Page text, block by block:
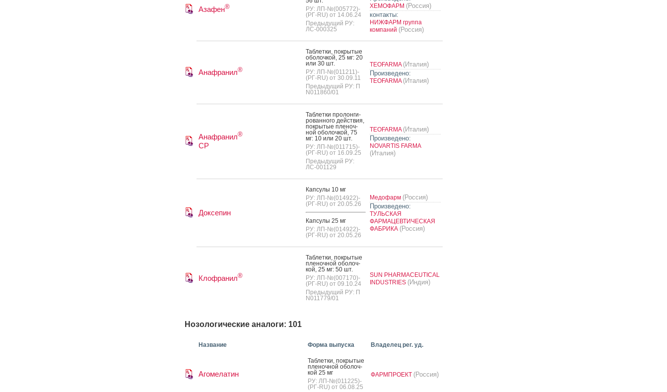
Азафен®
РУ: ЛП-№(005772)-
(РГ-RU) от 14.06.24
Предыдущий РУ:
ЛС-000325
ХЕМОФАРМ (Россия)
контакты:
НИЖФАРМ группа
компаний (Россия)
Анафранил®
Таб­летки, пок­ры­тые
обо­лоч­кой, 25 мг: 20
или 30 шт.
РУ: ЛП-№(011211)-
(РГ-RU) от 30.09.11
Предыдущий РУ: П
N011860/01
TEOFARMA (Италия)
Произведено:
TEOFARMA (Италия)
Анафранил®
СР
Таб­летки про­лон­ги­
рован­но­го дей­ствия,
пок­ры­тые пле­ноч­
ной обо­лоч­кой, 75
мг: 10 или 20 шт.
РУ: ЛП-№(011715)-
(РГ-RU) от 16.09.25
Предыдущий РУ:
ЛС-001129
TEOFARMA (Италия)
Произведено:
NOVARTIS FARMA
(Италия)
Доксепин
Кап­су­лы 10 мг
РУ: ЛП-№(014922)-
(РГ-RU) от 20.05.26
Кап­су­лы 25 мг
РУ: ЛП-№(014922)-
(РГ-RU) от 20.05.26
Медофарм (Россия)
Произведено:
ТУЛЬСКАЯ
ФАРМАЦЕВТИЧЕСКАЯ
ФАБРИКА (Россия)
Клофранил®
Таб­летки, пок­ры­тые
пле­ноч­ной обо­лоч­
кой, 25 мг: 50 шт.
РУ: ЛП-№(007170)-
(РГ-RU) от 09.10.24
Предыдущий РУ: П
N011779/01
SUN PHARMACEUTICAL
INDUSTRIES (Индия)
Нозологические аналоги: 101
Название Форма выпуска Владелец рег. уд.
Агомелатин
Таб­летки, пок­ры­тые
пле­ноч­ной обо­лоч­
кой 25 мг
РУ: ЛП-№(011225)-
(РГ-RU) от 06.08.25
ФАРМПРОЕКТ (Россия)